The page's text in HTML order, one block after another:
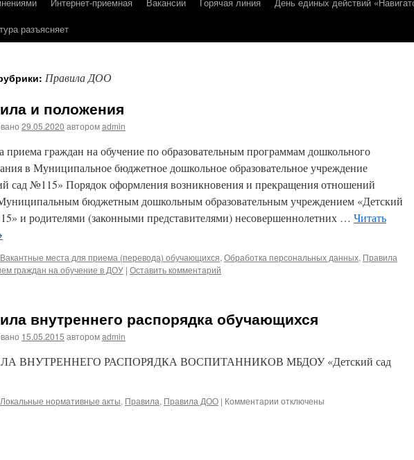
разъясняет
Правила ДОО
и положения
29.05.2020 авторомadmin
приема граждан на обучение по образовательным программам дошкольного
в Муниципальное бюджетное дошкольное образовательное учреждение
сад №115» Порядок оформления возникновения и прекращения отношений
бюджетным дошкольным образовательным учреждением «Детский
и родителями (законными представителями) несовершеннолетних … Читать
Вакантные места для приема (перевода) обучающихся, Обработка персональных данных, Правила
граждан на обучение в ДОУ | Оставить комментарий
внутреннего распорядка обучающихся
15.05.2015 авторомadmin
ВНУТРЕННЕГО РАСПОРЯДКА ВОСПИТАННИКОВ МБДОУ «Детский сад
Локальные нормативные акты, Правила, Правила ДОО | Комментарии котключены